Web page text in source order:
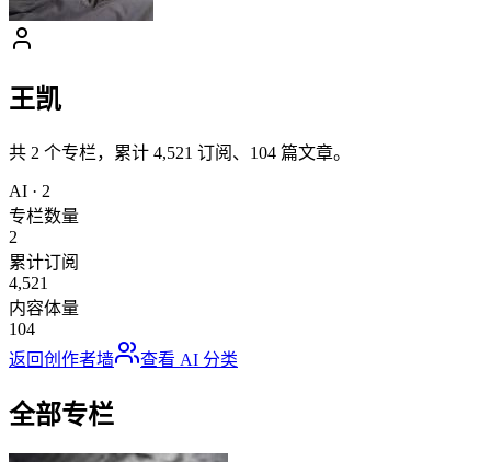
王凯
共 2 个专栏，累计 4,521 订阅、 104 篇文章。
AI · 2
专栏数量
2
累计订阅
4,521
内容体量
104
返回创作者墙
查看 AI 分类
全部专栏